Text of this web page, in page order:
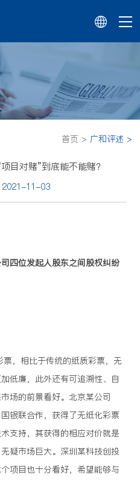
首页 > 广和评述 >
目对赌”到底能不能赌？
2021-11-03
四位发起人股东之间股权纠纷
，相比于传统的纸质彩票，无
低廉，此外还有可追溯性、自
场的前景看好。北京某公司
银联合作，获得了无纸化彩票
支持，其获得的相应对价就是
疑市场巨大。深圳某科技创投
项目也十分看好，希望能够与